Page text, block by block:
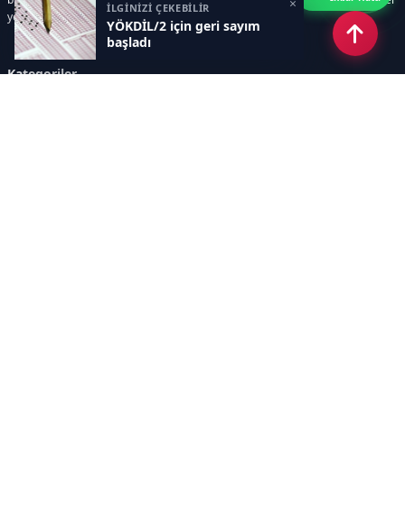
İLGİNİZİ ÇEKEBİLİR
YÖKDİL/2 için geri sayım
başladı
yer alır.
Kategoriler